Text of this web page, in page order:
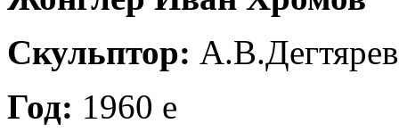
Скульптор: А.В.Дегтярев
Год: 1960 е